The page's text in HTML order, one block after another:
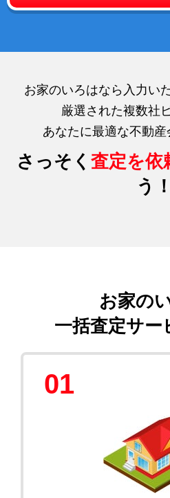
お家のいろはなら入力い
厳選された複数社
あなたに最適な不動
さっそく 査定を依
う！
お家の
一括査定サー
01